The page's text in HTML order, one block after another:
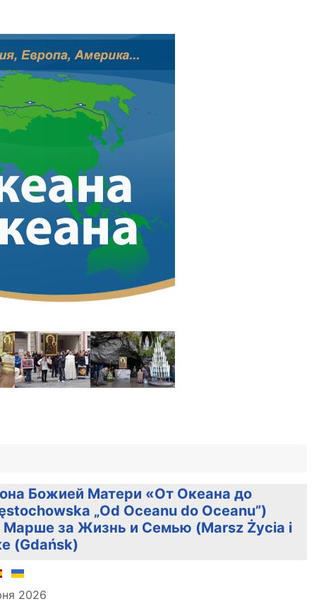
Божией Матери «От Океана до
„Od Oceanu do Oceanu”)
Марше за Жизнь и Семью (Marsz Życia i
(Gdańsk)
2026